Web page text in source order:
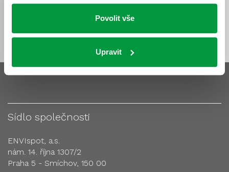
Povolit vše
Upravit
Sídlo společnosti
ENVIspot, a.s.
nám. 14. října 1307/2
Praha 5 - Smíchov, 150 00